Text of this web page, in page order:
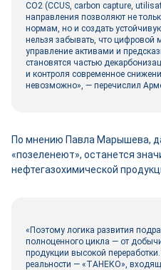
CO2 (CCUS, carbon capture,
направления позволяют не
нормам, но и создать
нельзя забывать, что цифровой
управление активами и
становятся частью
и контроля современное
невозможно», — перечислил
По мнению Павла Марышева,
«позеленеют», останется
нефтегазохимической
«Поэтому логика развития
полноценного цикла — от
продукции высокой
реальности — «ТАНЕКО»,